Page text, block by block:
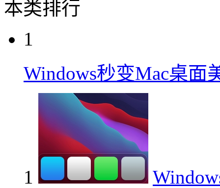
本类排行
1
Windows秒变Mac桌面
1